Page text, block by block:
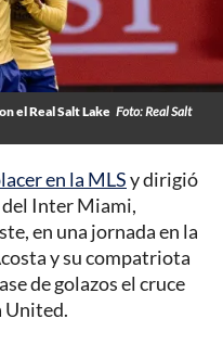
el Real Salt Lake Foto: Real Salt
en la MLSy dirigió
Inter Miami,
en una jornada en la
y su compatriota
de golazos el cruce
United.